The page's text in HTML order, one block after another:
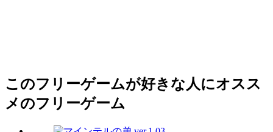
このフリーゲームが好きな人にオスス
メのフリーゲーム